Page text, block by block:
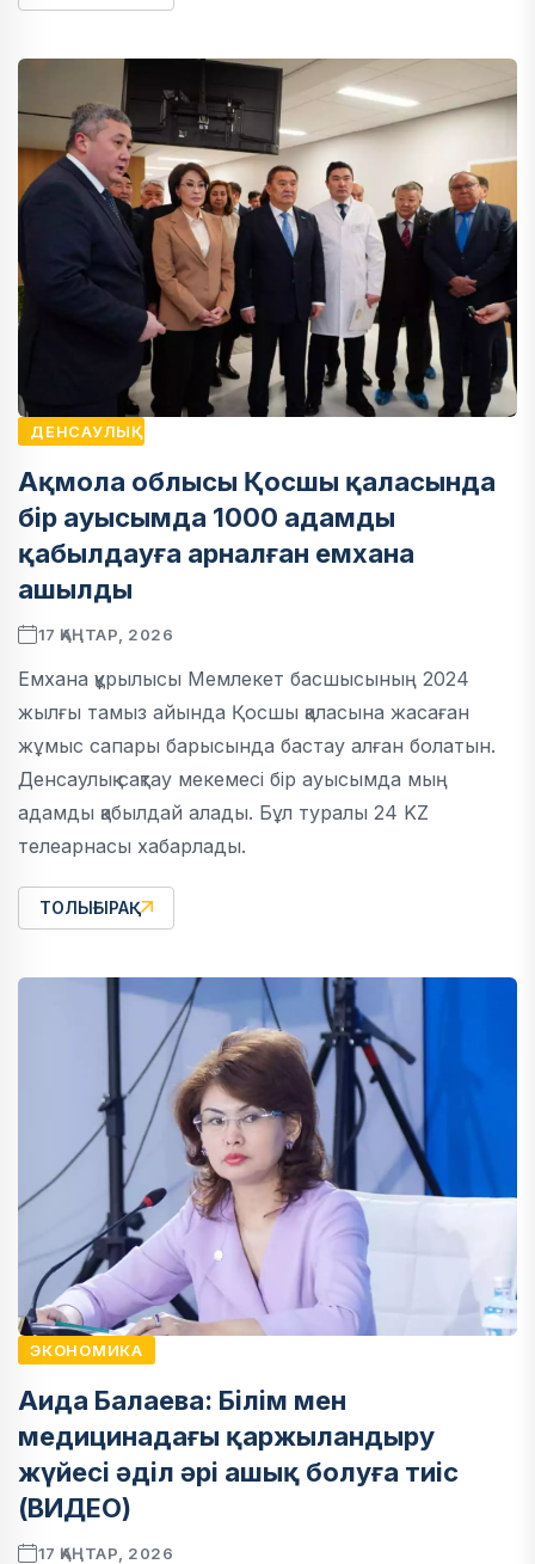
ДЕНСАУЛЫҚ
Ақмола облысы Қосшы қаласында
бір ауысымда 1000 адамды
қабылдауға арналған емхана
ашылды
17 ҚАҢТАР, 2026
Емхана құрылысы Мемлекет басшысының 2024
жылғы тамыз айында Қосшы қаласына жасаған
жұмыс сапары барысында бастау алған болатын.
Денсаулық сақтау мекемесі бір ауысымда мың
адамды қабылдай алады. Бұл туралы 24 KZ
телеарнасы хабарлады.
ТОЛЫҒЫРАҚ
ЭКОНОМИКА
Аида Балаева: Білім мен
медицинадағы қаржыландыру
жүйесі әділ әрі ашық болуға тиіс
(ВИДЕО)
17 ҚАҢТАР, 2026